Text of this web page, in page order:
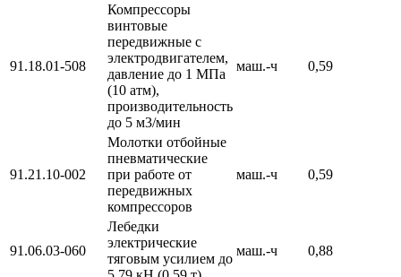
91.18.01-508
Компрессоры
винтовые
передвижные с
электродвигателем,
давление до 1 МПа
(10 атм),
производительность
до 5 м3/мин
маш.-ч 0,59
91.21.10-002
Молотки отбойные
пневматические
при работе от
передвижных
компрессоров
маш.-ч 0,59
91.06.03-060
Лебедки
электрические
тяговым усилием до
маш.-ч 0,88